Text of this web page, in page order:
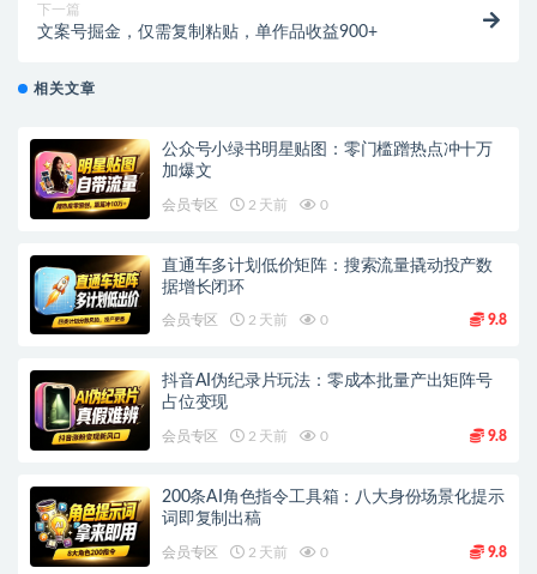
下一篇
文案号掘金，仅需复制粘贴，单作品收益900+
相关文章
公众号小绿书明星贴图：零门槛蹭热点冲十万
加爆文
会员专区 2 天前 0
直通车多计划低价矩阵：搜索流量撬动投产数
据增长闭环
会员专区 2 天前 0 9.8
抖音AI伪纪录片玩法：零成本批量产出矩阵号
占位变现
会员专区 2 天前 0 9.8
200条AI角色指令工具箱：八大身份场景化提示
词即复制出稿
会员专区 2 天前 0 9.8